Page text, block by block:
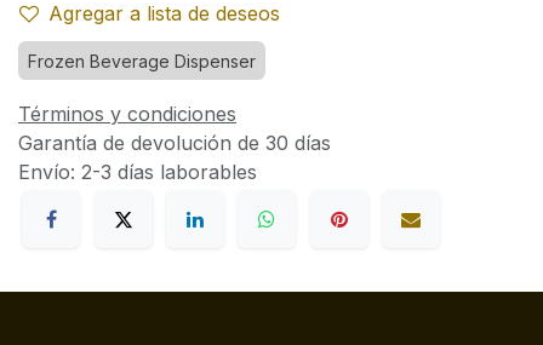
Agregar a lista de deseos
Frozen Beverage Dispenser
Términos y condiciones
Garantía de devolución de 30 días
Envío: 2-3 días laborables